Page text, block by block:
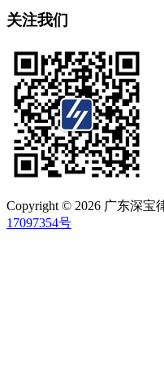
关注我们
Copyright © 2026 广东深
17097354号